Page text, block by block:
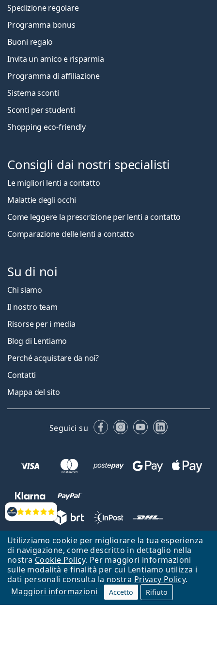
Utilizziamo cookie per migliorare la tua esperienza
di navigazione, come descritto in dettaglio nella
nostra Cookie Policy. Per maggiori informazioni
sulle modalità e finalità per cui Lentiamo utilizza i
dati personali consulta la nostra Privacy Policy.
Maggiori informazioni
Accetto Rifiuto
Valutazione
Spedizione regolare
Programma bonus
Buoni regalo
Invita un amico e risparmia
Programma di affiliazione
Sistema sconti
Sconti per studenti
Shopping eco-friendly
Consigli dai nostri specialisti
Le migliori lenti a contatto
Malattie degli occhi
Come leggere la prescrizione per lenti a contatto
Comparazione delle lenti a contatto
Su di noi
Chi siamo
Il nostro team
Risorse per i media
Blog di Lentiamo
Perché acquistare da noi?
Contatti
Mappa del sito
Seguici su FacebookInstagram
YouTubeLinkedIn
Lentiamo s.r.o., Vídeňská 12, 37833 Nová Bystřice, Repubblica Ceca.
Partita IVA: CZ26104784
Torna alla Home Page
Vai all'inizio
Il sito Lentiamo.it è proprietà di Lentiamo s.r.o., che ne detiene la
Online - per te - da 18 anni!